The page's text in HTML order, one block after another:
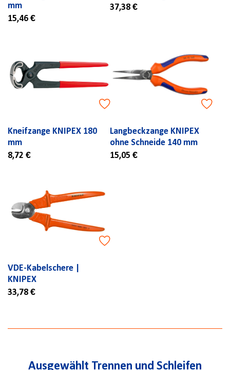
mm
15,46 €
37,38 €
Kneifzange KNIPEX 180
mm
8,72 €
Langbeckzange KNIPEX
ohne Schneide 140 mm
15,05 €
VDE-Kabelschere |
KNIPEX
33,78 €
Ausgewählt Trennen und Schleifen